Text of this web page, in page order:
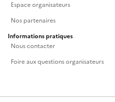
Espace organisateurs
Nos partenaires
Informations pratiques
Nous contacter
Foire aux questions organisateurs